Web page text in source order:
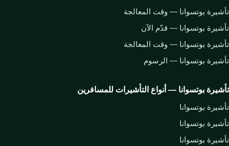
تأشيرة بوتسوانا — وقت المعالجة
تأشيرة بوتسوانا — قدّم الآن
تأشيرة بوتسوانا — وقت المعالجة
تأشيرة بوتسوانا — الرسوم
تأشيرة بوتسوانا — أنواع التأشيرات للمسافرين
تأشيرة بوتسوانا
تأشيرة بوتسوانا
تأشيرة بوتسوانا